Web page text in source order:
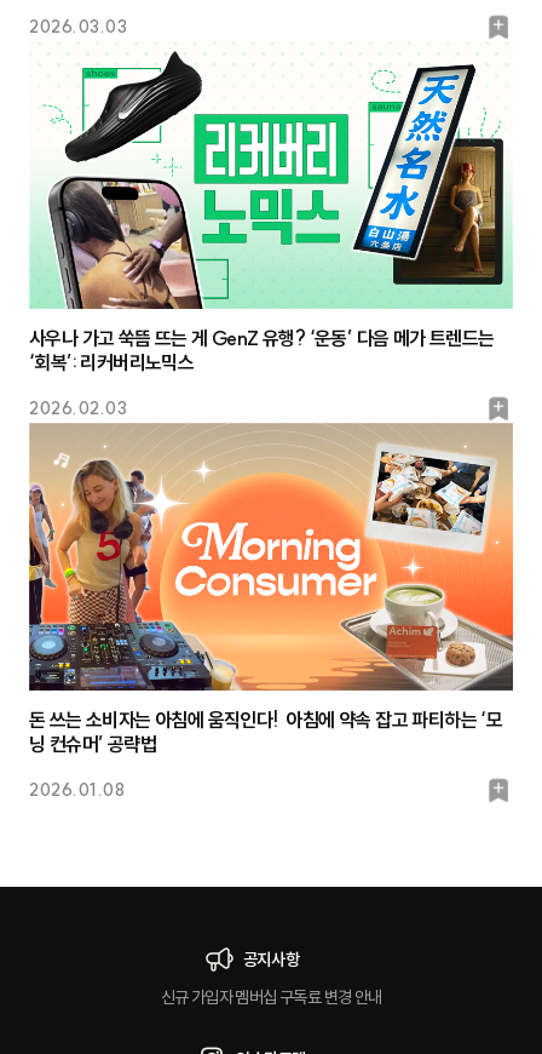
2026.03.03
북
마
크
2026.02.03
북
크
사우나 가고 쑥뜸 뜨는 게 GenZ 유행? ‘운동’ 다음 메가 트렌드는
‘회복’: 리커버리노믹스
2026.01.08
북
돈 쓰는 소비자는 아침에 움직인다! 아침에 약속 잡고 파티하는 ‘모
닝 컨슈머’ 공략법
공지사항
신규 가입자 멤버십 구독료 변경 안내